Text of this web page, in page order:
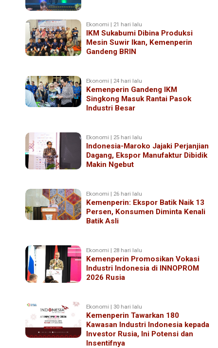
Ekonomi | 21 hari lalu
IKM Sukabumi Dibina Produksi
Mesin Suwir Ikan, Kemenperin
Gandeng BRIN
Ekonomi | 24 hari lalu
Kemenperin Gandeng IKM
Singkong Masuk Rantai Pasok
Industri Besar
Ekonomi | 25 hari lalu
Indonesia-Maroko Jajaki Perjanjian
Dagang, Ekspor Manufaktur Dibidik
Makin Ngebut
Ekonomi | 26 hari lalu
Kemenperin: Ekspor Batik Naik 13
Persen, Konsumen Diminta Kenali
Batik Asli
Ekonomi | 28 hari lalu
Kemenperin Promosikan Vokasi
Industri Indonesia di INNOPROM
2026 Rusia
Ekonomi | 30 hari lalu
Kemenperin Tawarkan 180
Kawasan Industri Indonesia kepada
Investor Rusia, Ini Potensi dan
Insentifnya